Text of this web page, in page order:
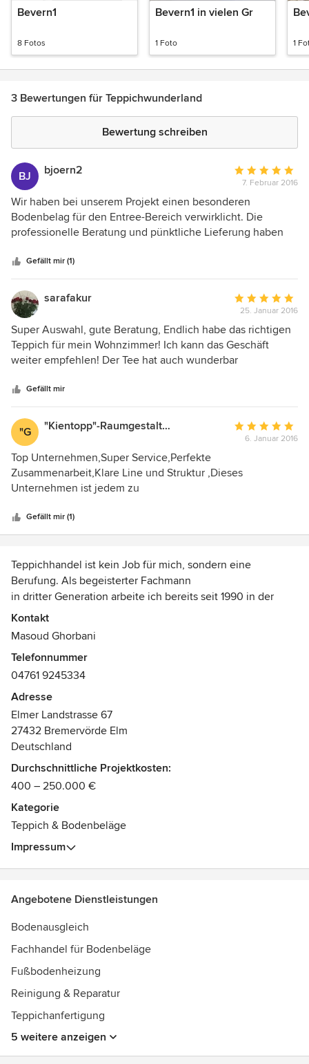
Bevern1
8 Fotos
Bevern1 in vielen Gr
1 Foto 1
3 Bewertungen für Teppichwunderland
Bewertung schreiben
BJ bjoern2
Bewertung:
5
von
5
7. Februar 2016
Wir haben bei unserem Projekt einen besonderen
Bodenbelag für den Entree-Bereich verwirklicht. Die
professionelle Beratung und pünktliche Lieferung haben
das Unternehmen sehr entgegenkommend und flexibel.
Danke noch mal.
Gefällt mir (1)
sarafakur
Bewertung:
5
von
5
25. Januar 2016
Super Auswahl, gute Beratung, Endlich habe das richtigen
Teppich für mein Wohnzimmer! Ich kann das Geschäft
weiter empfehlen! Der Tee hat auch wunderbar
Gefällt mir
"G "Kientopp"-Raumgestaltung GmbH&Co.KG
Bewertung:
von
6. Januar 2016
Top Unternehmen,Super Service,Perfekte
Zusammenarbeit,Klare Line und Struktur ,Dieses
Unternehmen ist jedem zu
Zusammengefasst und Ausgeführt
Gefällt mir (1)
Teppichhandel ist kein Job für mich, sondern eine
Berufung. Als begeisterter Fachmann
in dritter Generation arbeite ich bereits seit 1990 in der
Teppichbranche.
Mit Anfängen in den traditionellen Basaren des Iran, bin ich
Kontakt
Masoud Ghorbani
Telefonnummer
04761 9245334
Adresse
Elmer Landstrasse 67
27432 Bremervörde Elm
Deutschland
Durchschnittliche Projektkosten:
400 – 250.000 €
Kategorie
Teppich & Bodenbeläge
Impressum
Angebotene Dienstleistungen
Bodenausgleich
Fachhandel für Bodenbeläge
Fußbodenheizung
Reinigung & Reparatur
Teppichanfertigung
5 weitere anzeigen